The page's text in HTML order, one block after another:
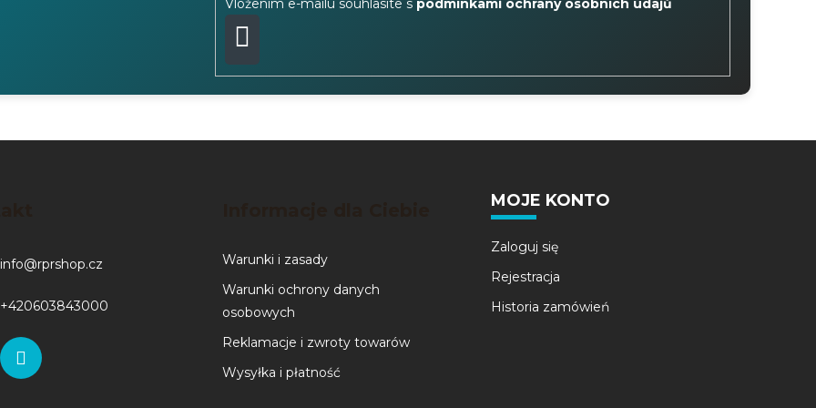
Vložením e-mailu souhlasíte s podmínkami ochrany osobních údajů
PŘIHLÁSIT
SE
info@rprshop.cz
+420603843000
Warunki i zasady
Warunki ochrony danych
osobowych
Reklamacje i zwroty towarów
Wysyłka i płatność
MOJE KONTO
Zaloguj się
Rejestracja
Historia zamówień